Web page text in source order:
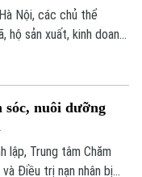
Nội, các chủ thể
hộ sản xuất, kinh doanh
với hoạt động sản
người dân.
sóc, nuôi dưỡng
lập, Trung tâm Chăm
Điều trị nạn nhân bị